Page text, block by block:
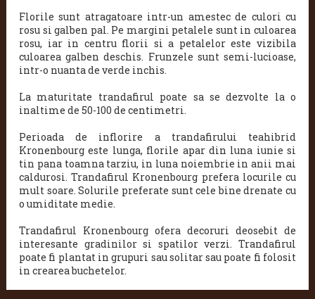
Florile sunt atragatoare intr-un amestec de culori cu
rosu si galben pal. Pe margini petalele sunt in culoarea
rosu, iar in centru florii si a petalelor este vizibila
culoarea galben deschis. Frunzele sunt semi-lucioase,
intr-o nuanta de verde inchis.
La maturitate trandafirul poate sa se dezvolte la o
inaltime de 50-100 de centimetri.
Perioada de inflorire a trandafirului teahibrid
Kronenbourg este lunga, florile apar din luna iunie si
tin pana toamna tarziu, in luna noiembrie in anii mai
caldurosi.Trandafirul Kronenbourg prefera locurile cu
mult soare. Solurile preferate sunt cele bine drenate cu
o umiditate medie.
Trandafirul Kronenbourg ofera decoruri deosebit de
interesante gradinilor si spatilor verzi. Trandafirul
poate fi plantat in grupuri sau solitar sau poate fi folosit
in crearea buchetelor.